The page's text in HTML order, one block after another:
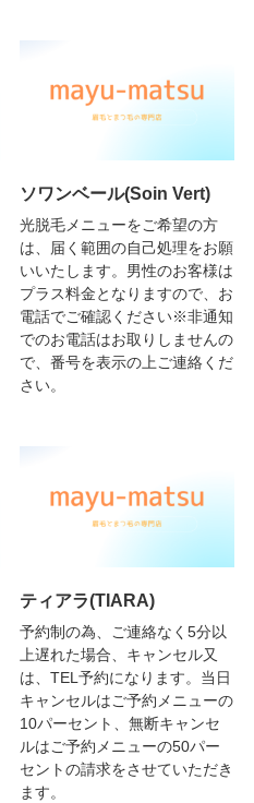
ソワンベール(Soin Vert)
光脱毛メニューをご希望の方
は、届く範囲の自己処理をお願
いいたします。男性のお客様は
プラス料金となりますので、お
電話でご確認ください※非通知
でのお電話はお取りしませんの
で、番号を表示の上ご連絡くだ
さい。
ティアラ(TIARA)
予約制の為、ご連絡なく5分以
上遅れた場合、キャンセル又
は、TEL予約になります。当日
キャンセルはご予約メニューの
10パーセント、無断キャンセ
ルはご予約メニューの50パー
セントの請求をさせていただき
ます。